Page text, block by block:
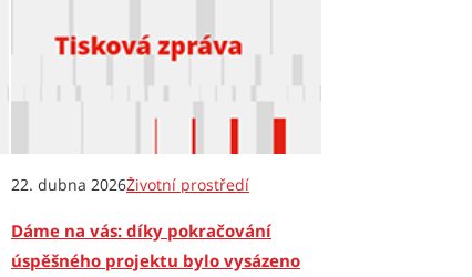
22. dubna 2026Životní prostředí
Dáme na vás: díky pokračování
úspěšného projektu bylo vysázeno